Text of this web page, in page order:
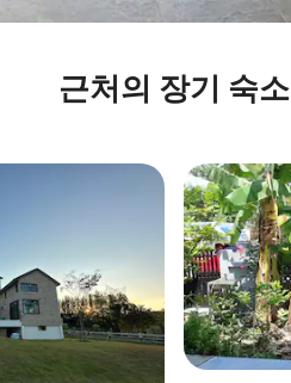
근처의 장기 숙소